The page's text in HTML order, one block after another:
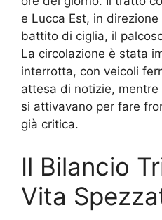
e Lucca Est, in
battito di ciglia, il
La circolazione è stata
interrotta, con veicoli
attesa di notizie,
si attivavano per fare
già critica.
Il Bilancio
Vita